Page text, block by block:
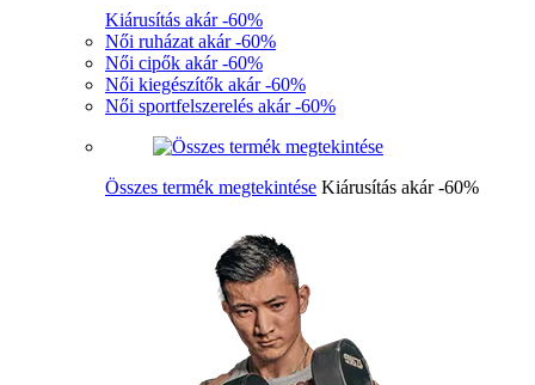
Kiárusítás akár -60%
Női ruházat akár -60%
Női cipők akár -60%
Női kiegészítők akár -60%
Női sportfelszerelés akár -60%
Összes termék megtekintése Kiárusítás akár -60%